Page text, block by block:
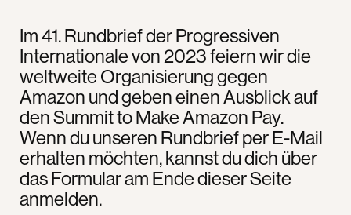
Im 41. Rundbrief der Progressiven
Internationale von 2023 feiern wir die
weltweite Organisierung gegen
Amazon und geben einen Ausblick auf
den Summit to Make Amazon Pay.
Wenn du unseren Rundbrief per E-Mail
erhalten möchten, kannst du dich über
das Formular am Ende dieser Seite
anmelden.